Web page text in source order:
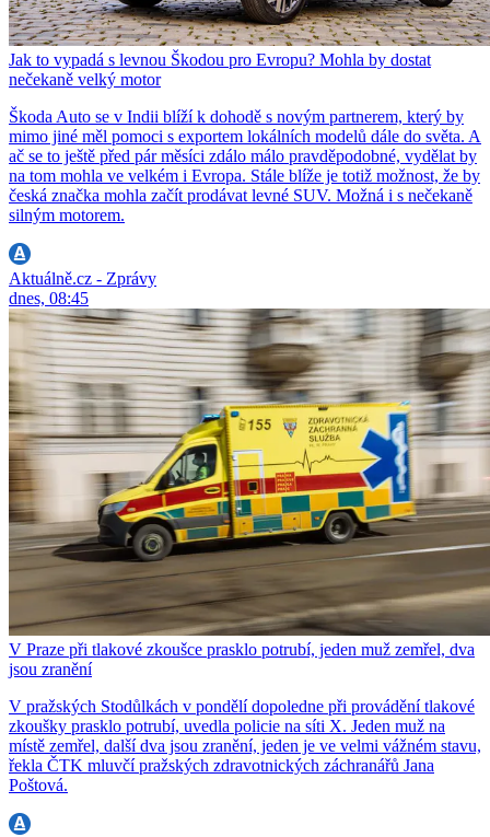
Jak to vypadá s levnou Škodou pro Evropu? Mohla by dostat
nečekaně velký motor
Škoda Auto se v Indii blíží k dohodě s novým partnerem, který by
mimo jiné měl pomoci s exportem lokálních modelů dále do světa. A
ač se to ještě před pár měsíci zdálo málo pravděpodobné, vydělat by
na tom mohla ve velkém i Evropa. Stále blíže je totiž možnost, že by
česká značka mohla začít prodávat levné SUV. Možná i s nečekaně
silným motorem.
Aktuálně.cz - Zprávy
dnes, 08:45
V Praze při tlakové zkoušce prasklo potrubí, jeden muž zemřel, dva
jsou zranění
V pražských Stodůlkách v pondělí dopoledne při provádění tlakové
zkoušky prasklo potrubí, uvedla policie na síti X. Jeden muž na
místě zemřel, další dva jsou zranění, jeden je ve velmi vážném stavu,
řekla ČTK mluvčí pražských zdravotnických záchranářů Jana
Poštová.